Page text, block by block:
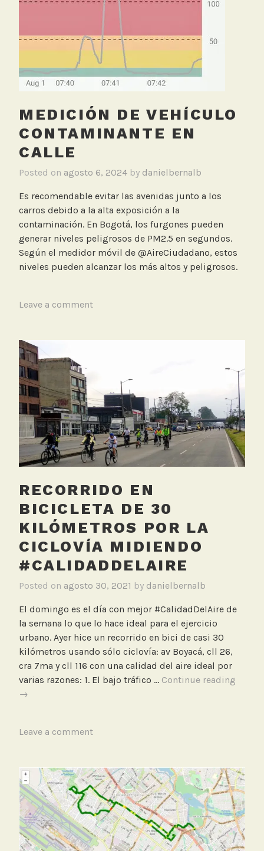
MEDICIÓN DE VEHÍCULO
CONTAMINANTE EN
CALLE
Posted on agosto 6, 2024 by danielbernalb
Es recomendable evitar las avenidas junto a los
carros debido a la alta exposición a la
contaminación. En Bogotá, los furgones pueden
generar niveles peligrosos de PM2.5 en segundos.
Según el medidor móvil de @AireCiudadano, estos
niveles pueden alcanzar los más altos y peligrosos.
T
g
e
d
B
i
c
i
c
l
t
a
,
S
e
n
s
o
e
s
d
e
b
a
c
t
o
Leave a comment
RECORRIDO EN
BICICLETA DE 30
KILÓMETROS POR LA
CICLOVÍA MIDIENDO
#CALIDADDELAIRE
Posted on agosto 30, 2021 by danielbernalb
El domingo es el día con mejor #CalidadDelAire de
la semana lo que lo hace ideal para el ejercicio
urbano. Ayer hice un recorrido en bici de casi 30
kilómetros usando sólo ciclovía: av Boyacá, cll 26,
cra 7ma y cll 116 con una calidad del aire ideal por
varias razones: 1. El bajo tráfico … Continue reading
la
→
T
g
e
d
B
i
c
Leave a comment